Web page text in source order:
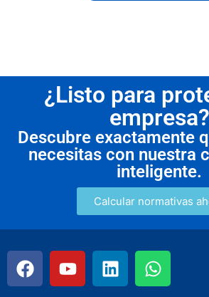
¿Listo para
empresa?
Descubre exactamente
necesitas con nuestra
inteligente.
Calcular normativas